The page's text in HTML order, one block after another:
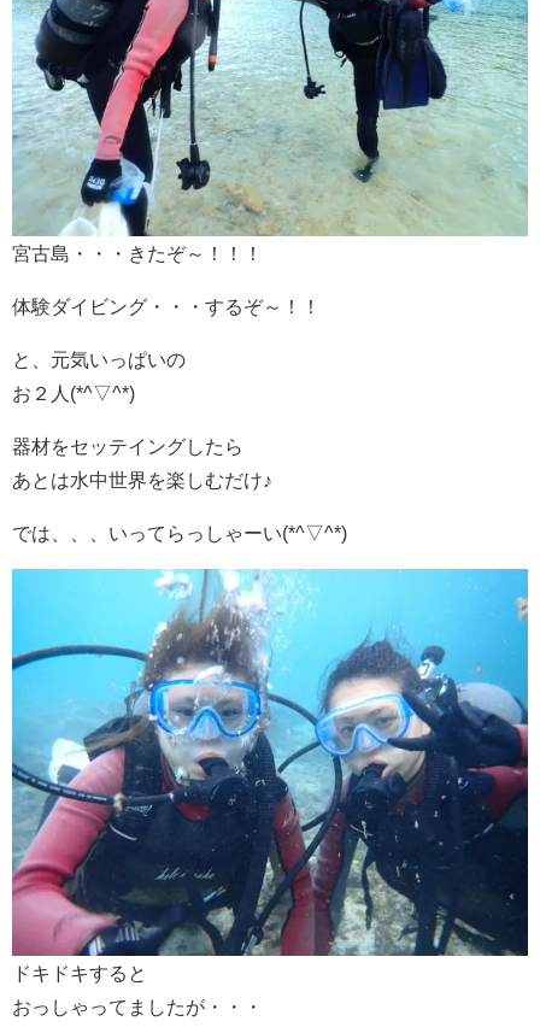
宮古島・・・きたぞ～！！！
体験ダイビング・・・するぞ～！！
と、元気いっぱいの
お２人(*^▽^*)
器材をセッテイングしたら
あとは水中世界を楽しむだけ♪
では、、、いってらっしゃーい(*^▽^*)
ドキドキすると
おっしゃってましたが・・・